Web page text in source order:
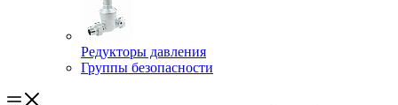
Редукторы давления
Группы безопасности